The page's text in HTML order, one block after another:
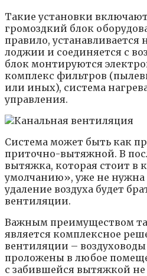
Такие установки
громоздкий блок
правило, устанавливается
лоджии и соединяется с
блок монтируются
комплекс фильтров
или иных), система
управления.
Система может быть как
приточно-вытяжной. В
вытяжка, которая стоит в
умолчанию», уже не нужна
удаление воздуха будет
вентиляции.
Важным преимуществом
является комплексное
вентиляции –
проложены в любое
с забившейся вытяжкой не